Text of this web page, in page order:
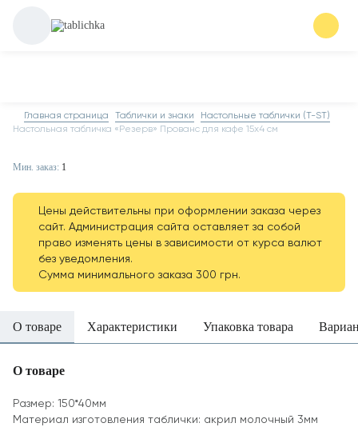
Главная страница Таблички и знаки
Настольные таблички (T-ST)
Настольная табличка «Резерв» Прованс для кафе 15х4 см
Мин. заказ: 1
Цены действительны при оформлении заказа через
сайт. Администрация сайта оставляет за собой
право изменять цены в зависимости от курса валют
без уведомления.
Сумма минимального заказа 300 грн.
О товаре Характеристики Упаковка товара
О товаре
Размер: 150*40мм
Материал изготовления таблички: акрил молочный 3мм